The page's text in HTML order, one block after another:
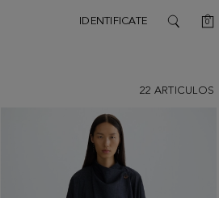
IDENTIFICATE SEARCH
0
22 ARTICULOS